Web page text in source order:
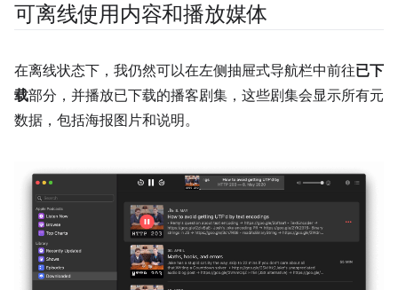
可离线使用内容和播放媒体
在离线状态下，我仍然可以在左侧抽屉式导航栏中前往已下
载部分，并播放已下载的播客剧集，这些剧集会显示所有元
数据，包括海报图片和说明。